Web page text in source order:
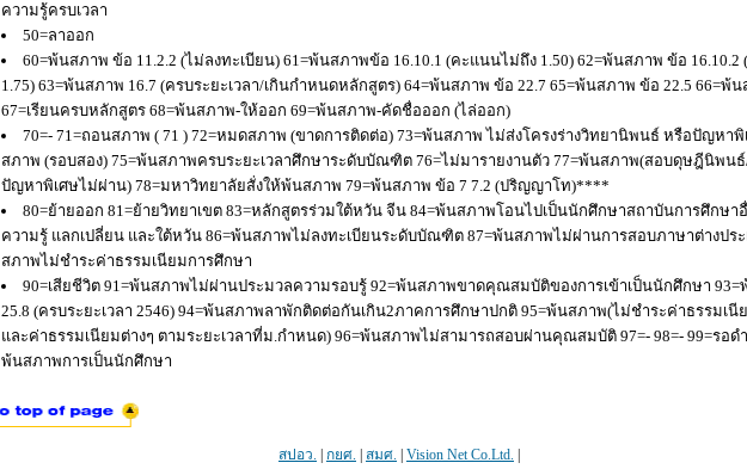
ความรู้ครบเวลา
50=ลาออก
60=พ้นสภาพ ข้อ 11.2.2 (ไม่ลงทะเบียน) 61=พ้นสภาพข้อ 16.10.1 (คะแนนไม่ถึง 1.50) 62=พ้นสภาพ ข้อ
1.75) 63=พ้นสภาพ 16.7 (ครบระยะเวลา/เกินกำหนดหลักสูตร) 64=พ้นสภาพ ข้อ 22.7 65=พ้นสภาพ ข้อ 22.5 66=พ้
67=เรียนครบหลักสูตร 68=พ้นสภาพ-ให้ออก 69=พ้นสภาพ-คัดชื่อออก (ไล่ออก)
70=- 71=ถอนสภาพ ( 71 ) 72=หมดสภาพ (ขาดการติดต่อ) 73=พ้นสภาพ ไม่ส่งโครงร่างวิทยานิพนธ์ หรือปัญหาพิ
สภาพ (รอบสอง) 75=พ้นสภาพครบระยะเวลาศึกษาระดับบัณฑิต 76=ไม่มารายงานตัว 77=พ้นสภาพ(สอบดุษฎีนิพน
ปัญหาพิเศษไม่ผ่าน) 78=มหาวิทยาลัยสั่งให้พ้นสภาพ 79=พ้นสภาพ ข้อ 7 7.2 (ปริญญาโท)****
80=ย้ายออก 81=ย้ายวิทยาเขต 83=หลักสูตรร่วมใต้หวัน จีน 84=พ้นสภาพโอนไปเป็นนักศึกษาสถาบันการศึกษา
ความรู้ แลกเปลี่ยน และใต้หวัน 86=พ้นสภาพไม่ลงทะเบียนระดับบัณฑิต 87=พ้นสภาพไม่ผ่านการสอบภาษาต่างประ
สภาพไม่ชำระค่าธรรมเนียมการศึกษา
90=เสียชีวิต 91=พ้นสภาพไม่ผ่านประมวลความรอบรู้ 92=พ้นสภาพขาดคุณสมบัติของการเข้าเป็นนักศึกษา
25.8 (ครบระยะเวลา 2546) 94=พ้นสภาพลาพักติดต่อกันเกิน2ภาคการศึกษาปกติ 95=พ้นสภาพ(ไม่ชำระค่าธรรมเนี
และค่าธรรมเนียมต่างๆ ตามระยะเวลาที่ม.กำหนด) 96=พ้นสภาพไม่สามารถสอบผ่านคุณสมบัติ 97=- 98=- 99=รอด
พ้นสภาพการเป็นนักศึกษา
สปอว. กยศ. สมศ. Vision Net Co.Ltd.